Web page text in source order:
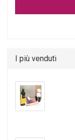
I più venduti